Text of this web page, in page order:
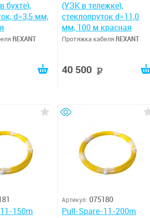
бухте),
d=3,5 мм,
REXANT
(УЗК в тележке),
стеклопруток d=11,0
мм, 100 м красная
Протяжка кабеля REXANT
40 500
150m
Артикул: 075180
Pull-Spare-11-200m